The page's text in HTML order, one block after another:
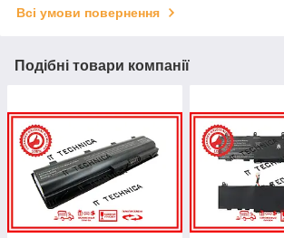
Всі умови повернення
Подібні товари компанії